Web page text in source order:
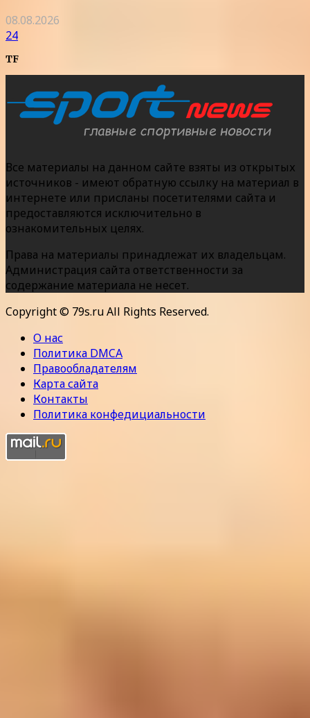
08.08.2026
24
TF
Все материалы на данном сайте взяты из открытых
источников - имеют обратную ссылку на материал в
интернете или присланы посетителями сайта и
предоставляются исключительно в
ознакомительных целях.
Права на материалы принадлежат их владельцам.
Администрация сайта ответственности за
содержание материала не несет.
Copyright © 79s.ru All Rights Reserved.
О нас
Политика DMCA
Правообладателям
Карта сайта
Контакты
Политика конфедициальности